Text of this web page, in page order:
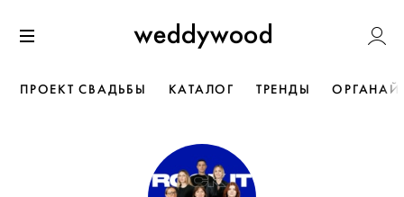
к содержанию
Weddywood
ПРОЕКТ СВАДЬБЫ КАТАЛОГ ТРЕНДЫ